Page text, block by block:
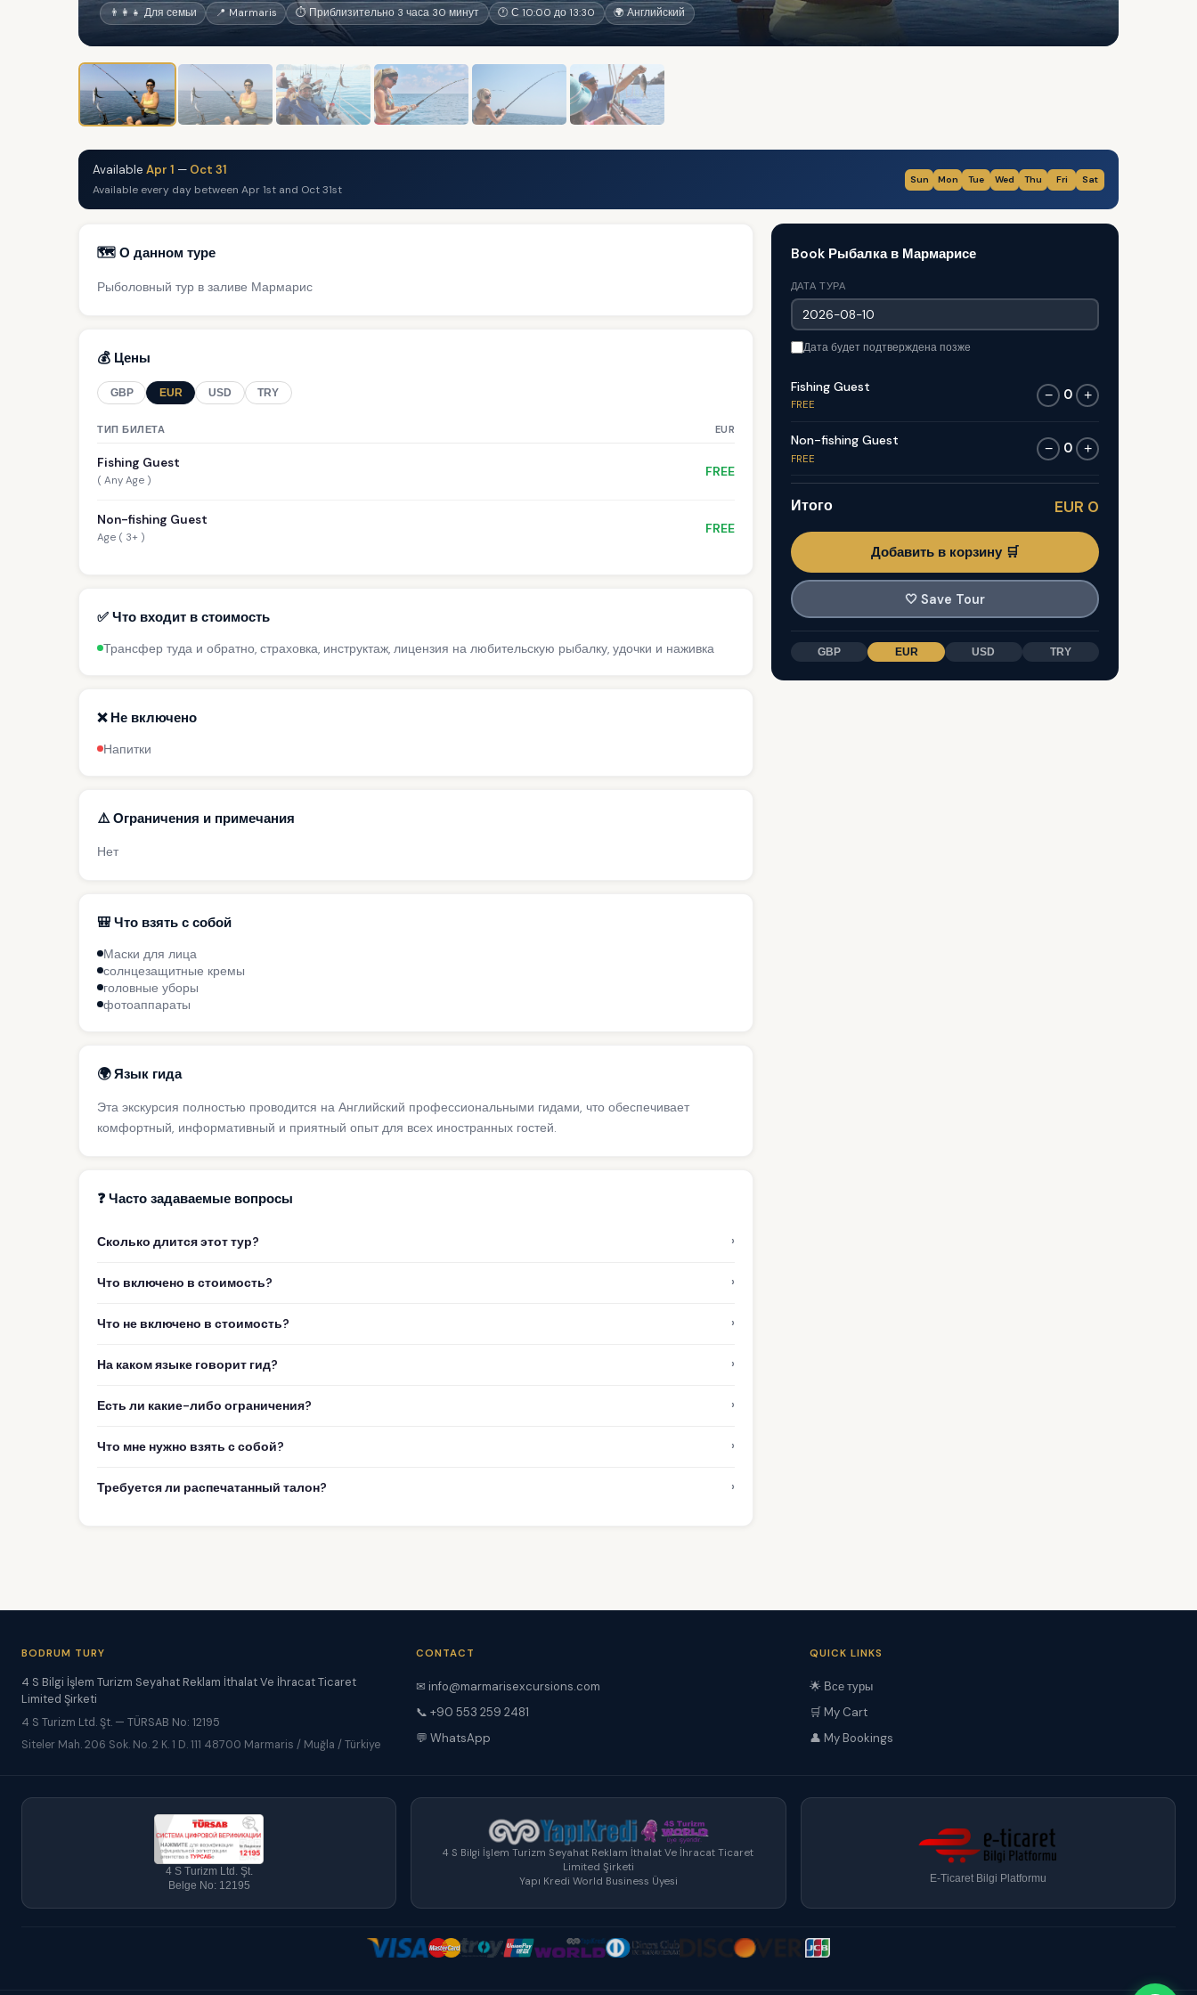
👨‍👩‍👧 Для семьи 📍 Marmaris ⏱ Приблизительно 3 часа 30 минут 🕐 С 10:00 до 13:30 🌍 Английский
Available Apr 1 — Oct 31
Available every day between Apr 1st and Oct 31st
Sun Mon Tue Wed Thu Fri Sat
🗺️ О данном туре
Рыболовный тур в заливе Мармарис
💰 Цены
GBP EUR USD TRY
ТИП БИЛЕТА EUR
Fishing Guest
( Any Age )
FREE
Non-fishing Guest
Age ( 3+ )
FREE
✅ Что входит в стоимость
Трансфер туда и обратно, страховка, инструктаж, лицензия на любительскую рыбалку, удочки и наживка
❌ Не включено
Напитки
⚠️ Ограничения и примечания
Нет
🎒 Что взять с собой
Маски для лица
солнцезащитные кремы
головные уборы
фотоаппараты
🌍 Язык гида
Эта экскурсия полностью проводится на Английский профессиональными гидами, что обеспечивает
комфортный, информативный и приятный опыт для всех иностранных гостей.
❓ Часто задаваемые вопросы
Сколько длится этот тур? ›
Что включено в стоимость? ›
Что не включено в стоимость? ›
На каком языке говорит гид? ›
Есть ли какие-либо ограничения? ›
Что мне нужно взять с собой? ›
Требуется ли распечатанный талон? ›
Book Рыбалка в Мармарисе
ДАТА ТУРА
Дата будет подтверждена позже
Fishing Guest
FREE
− 0 +
Non-fishing Guest
FREE
− 0 +
Итого EUR 0
Добавить в корзину 🛒
🤍 Save Tour
GBP EUR USD TRY
BODRUM TURY
4 S Bilgi İşlem Turizm Seyahat Reklam İthalat Ve İhracat Ticaret
Limited Şirketi
4 S Turizm Ltd. Şt. — TÜRSAB No: 12195
Siteler Mah. 206 Sok. No. 2 K. 1 D. 111 48700 Marmaris / Muğla / Türkiye
CONTACT
✉ info@marmarisexcursions.com
📞 +90 553 259 2481
💬 WhatsApp
QUICK LINKS
🌟 Все туры
🛒 My Cart
👤 My Bookings
4 S Turizm Ltd. Şt.
Belge No: 12195
4 S Bilgi İşlem Turizm Seyahat Reklam İthalat Ve İhracat Ticaret
Limited Şirketi
Yapı Kredi World Business Üyesi
E-Ticaret Bilgi Platformu